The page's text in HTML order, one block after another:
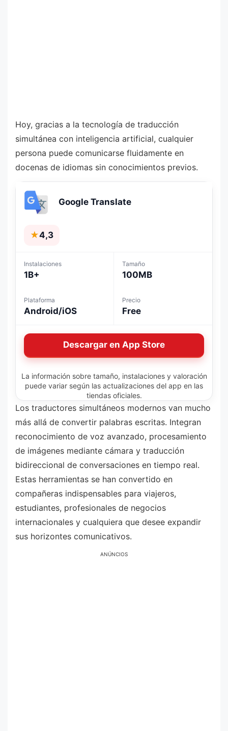
Hoy, gracias a la tecnología de traducción
simultánea con inteligencia artificial, cualquier
persona puede comunicarse fluidamente en
docenas de idiomas sin conocimientos previos.
Google Translate
★4,3
Instalaciones
1B+
Tamaño
100MB
Plataforma
Android/iOS
Precio
Free
Descargar en App Store
La información sobre tamaño, instalaciones y valoración
puede variar según las actualizaciones del app en las
tiendas oficiales.
Los traductores simultáneos modernos van mucho
más allá de convertir palabras escritas. Integran
reconocimiento de voz avanzado, procesamiento
de imágenes mediante cámara y traducción
bidireccional de conversaciones en tiempo real.
Estas herramientas se han convertido en
compañeras indispensables para viajeros,
estudiantes, profesionales de negocios
internacionales y cualquiera que desee expandir
sus horizontes comunicativos.
ANÚNCIOS